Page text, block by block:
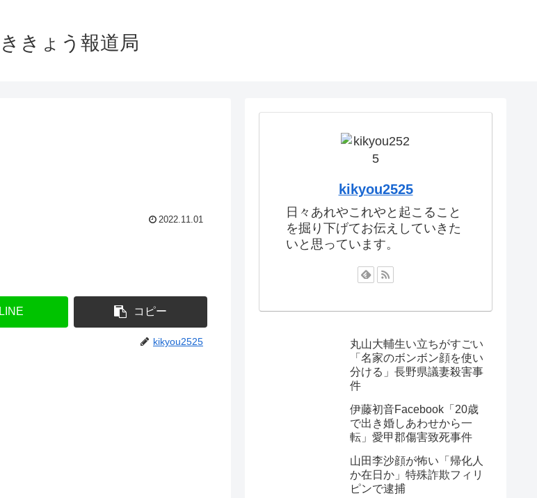
ききょう報道局
2022.11.01
LINE コピー
kikyou2525
kikyou2525
日々あれやこれやと起こること
を掘り下げてお伝えしていきた
いと思っています。
丸山大輔生い立ちがすごい
「名家のボンボン顔を使い
分ける」長野県議妻殺害事
件
伊藤初音Facebook「20歳
で出き婚しあわせから一
転」愛甲郡傷害致死事件
山田李沙顔が怖い「帰化人
か在日か」特殊詐欺フィリ
ピンで逮捕